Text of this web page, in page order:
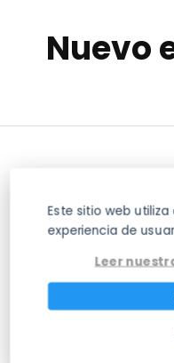
Nuevo
La Mejor Web de
del Cuerpo
Este sitio web
experiencia de
Leer